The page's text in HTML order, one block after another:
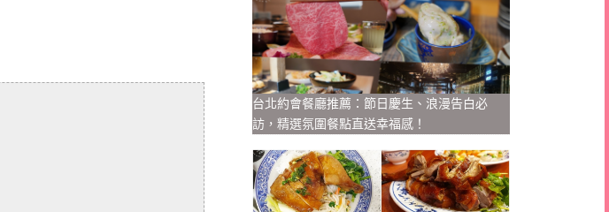
台北約會餐廳推薦：節日慶生、浪漫告白必
訪，精選氛圍餐點直送幸福感！